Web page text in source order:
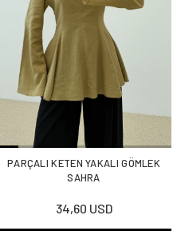
PARÇALI KETEN YAKALI GÖMLEK
SAHRA
34,60 USD